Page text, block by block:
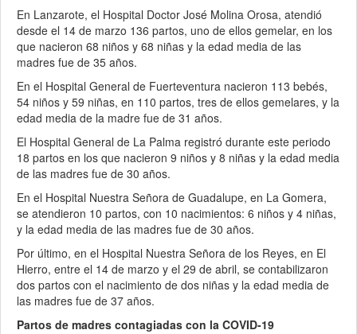
En Lanzarote, el Hospital Doctor José Molina Orosa, atendió
desde el 14 de marzo 136 partos, uno de ellos gemelar, en los
que nacieron 68 niños y 68 niñas y la edad media de las
madres fue de 35 años.
En el Hospital General de Fuerteventura nacieron 113 bebés,
54 niños y 59 niñas, en 110 partos, tres de ellos gemelares, y la
edad media de la madre fue de 31 años.
El Hospital General de La Palma registró durante este periodo
18 partos en los que nacieron 9 niños y 8 niñas y la edad media
de las madres fue de 30 años.
En el Hospital Nuestra Señora de Guadalupe, en La Gomera,
se atendieron 10 partos, con 10 nacimientos: 6 niños y 4 niñas,
y la edad media de las madres fue de 30 años.
Por último, en el Hospital Nuestra Señora de los Reyes, en El
Hierro, entre el 14 de marzo y el 29 de abril, se contabilizaron
dos partos con el nacimiento de dos niñas y la edad media de
las madres fue de 37 años.
Partos de madres contagiadas con la COVID-19